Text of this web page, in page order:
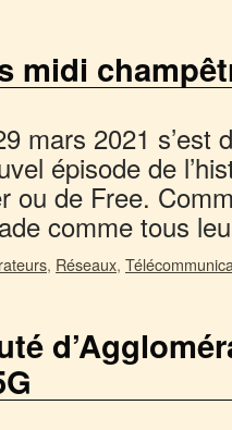
midi
mars 2021
épisode de
ou de Free.
comme tous
, Réseaux,